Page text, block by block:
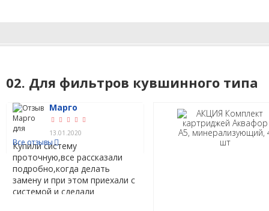
02. Для фильтров кувшинного типа
ОТЗЫВЫ (4)
Марго
13.01.2020
Купили систему
проточную,все рассказали
подробно,когда делать
замену и при этом приехали с
системой и сделали
Майя
27.12.2019
Олег
01.12.2019
Елена
01.12.2019
Все отзывы